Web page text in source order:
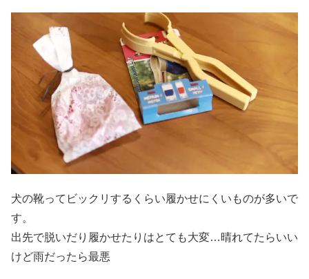
犬の靴ってビックリするくらい履かせにくいものが多いで
す。
出先で脱いだり履かせたりはとても大変…晴れてたらいい
けど雨だったら最悪